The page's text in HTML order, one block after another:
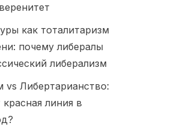
как тоталитаризм
почему либералы
либерализм
vs Либертарианство:
линия в